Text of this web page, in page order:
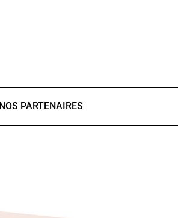
NOS PARTENAIRES